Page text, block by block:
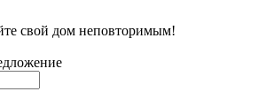
свой дом неповторимым!